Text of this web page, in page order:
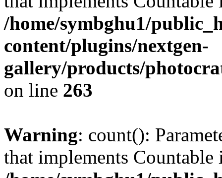
/home/symbghu1/
content/plugins/nextgen-
gallery/products/
on line 263
Warning: count():
that implements Countable